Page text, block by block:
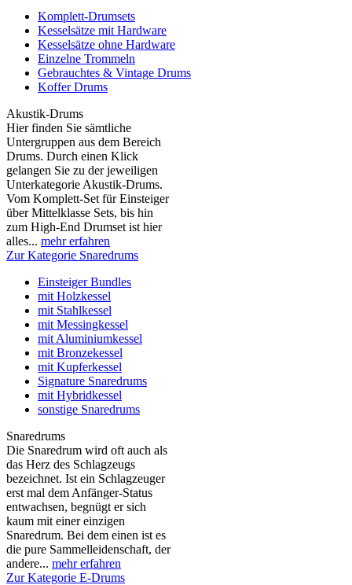
Komplett-Drumsets
Kesselsätze mit Hardware
Kesselsätze ohne Hardware
Einzelne Trommeln
Gebrauchtes & Vintage Drums
Koffer Drums
Akustik-Drums
Hier finden Sie sämtliche
Untergruppen aus dem Bereich
Drums. Durch einen Klick
gelangen Sie zu der jeweiligen
Unterkategorie Akustik-Drums.
Vom Komplett-Set für Einsteiger
über Mittelklasse Sets, bis hin
zum High-End Drumset ist hier
alles... mehr erfahren
Zur Kategorie Snaredrums
Einsteiger Bundles
mit Holzkessel
mit Stahlkessel
mit Messingkessel
mit Aluminiumkessel
mit Bronzekessel
mit Kupferkessel
Signature Snaredrums
mit Hybridkessel
sonstige Snaredrums
Snaredrums
Die Snaredrum wird oft auch als
das Herz des Schlagzeugs
bezeichnet. Ist ein Schlagzeuger
erst mal dem Anfänger-Status
entwachsen, begnügt er sich
kaum mit einer einzigen
Snaredrum. Bei dem einen ist es
die pure Sammelleidenschaft, der
andere... mehr erfahren
Zur Kategorie E-Drums